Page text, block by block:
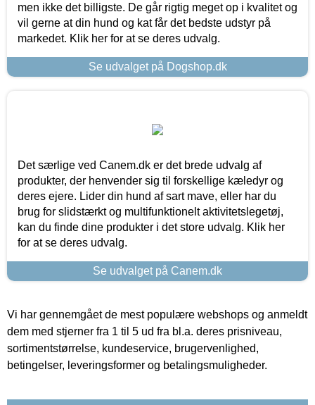
men ikke det billigste. De går rigtig meget op i kvalitet og
vil gerne at din hund og kat får det bedste udstyr på
markedet. Klik her for at se deres udvalg.
Se udvalget på Dogshop.dk
Det særlige ved Canem.dk er det brede udvalg af
produkter, der henvender sig til forskellige kæledyr og
deres ejere. Lider din hund af sart mave, eller har du
brug for slidstærkt og multifunktionelt aktivitetslegetøj,
kan du finde dine produkter i det store udvalg. Klik her
for at se deres udvalg.
Se udvalget på Canem.dk
Vi har gennemgået de mest populære webshops og anmeldt
dem med stjerner fra 1 til 5 ud fra bl.a. deres prisniveau,
sortimentstørrelse, kundeservice, brugervenlighed,
betingelser, leveringsformer og betalingsmuligheder.